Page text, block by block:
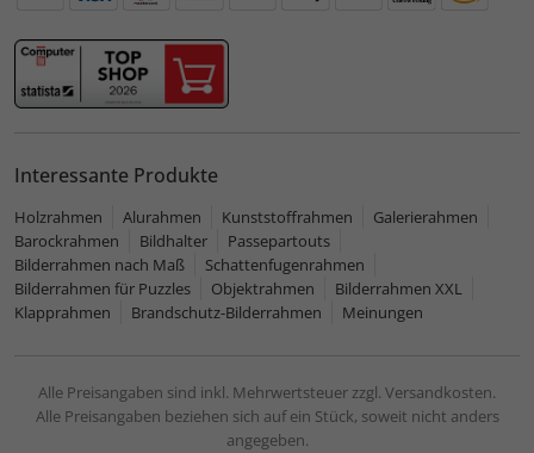
Interessante Produkte
Holzrahmen Alurahmen Kunststoffrahmen
Galerierahmen
Barockrahmen
Bildhalter
Passepartouts
Bilderrahmen nach Maß
Schattenfugenrahmen
Bilderrahmen für Puzzles
Objektrahmen
Bilderrahmen XXL
Klapprahmen
Brandschutz-Bilderrahmen Meinungen
Alle Preisangaben sind inkl. Mehrwertsteuer zzgl. Versandkosten.
Alle Preisangaben beziehen sich auf ein Stück, soweit nicht anders
angegeben.